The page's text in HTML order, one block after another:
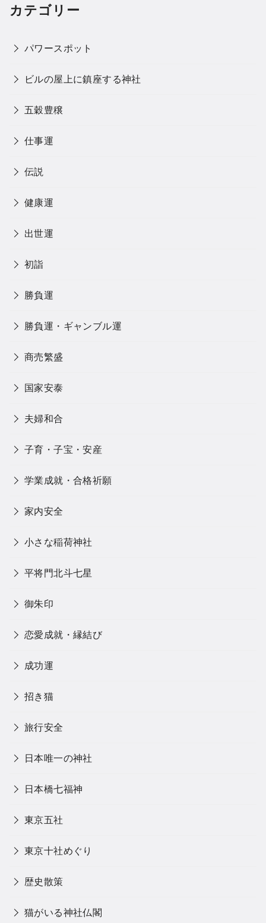
カテゴリー
パワースポット
ビルの屋上に鎮座する神社
五穀豊穣
仕事運
伝説
健康運
出世運
初詣
勝負運
勝負運・ギャンブル運
商売繁盛
国家安泰
夫婦和合
子育・子宝・安産
学業成就・合格祈願
家内安全
小さな稲荷神社
平将門北斗七星
御朱印
恋愛成就・縁結び
成功運
招き猫
旅行安全
日本唯一の神社
日本橋七福神
東京五社
東京十社めぐり
歴史散策
猫がいる神社仏閣